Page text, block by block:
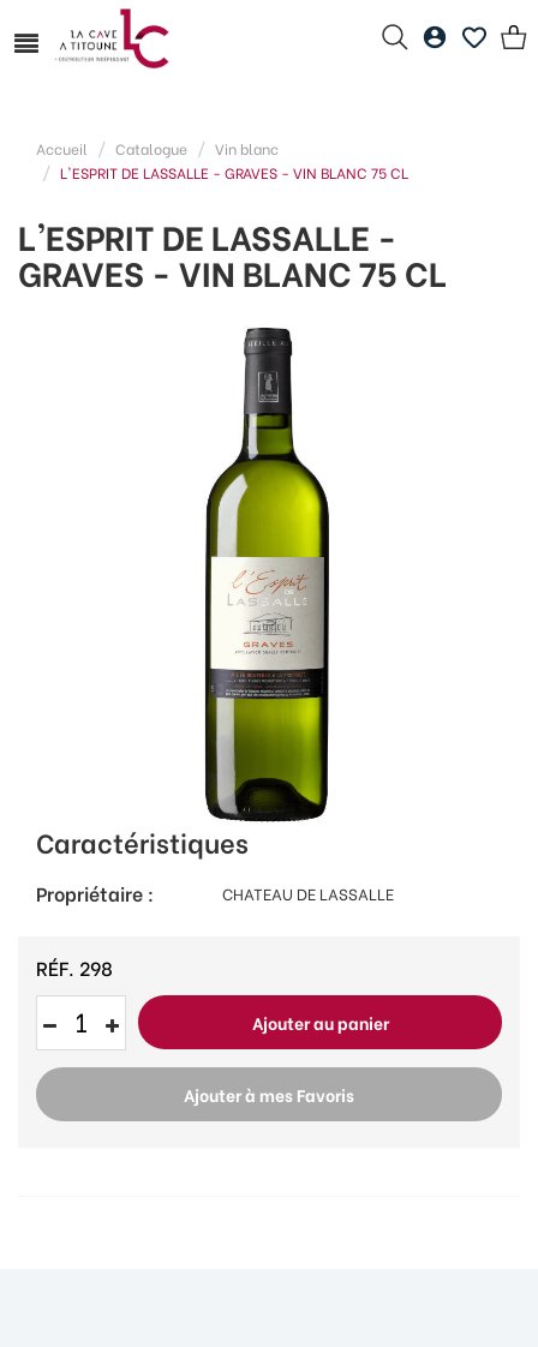
Accueil Catalogue
Vin blanc
L'ESPRIT DE LASSALLE - GRAVES - VIN BLANC 75 CL
L'ESPRIT DE LASSALLE -
GRAVES - VIN BLANC 75 CL
Caractéristiques
Propriétaire : CHATEAU DE LASSALLE
RÉF. 298
Ajouter au panier
Ajouter à mes Favoris